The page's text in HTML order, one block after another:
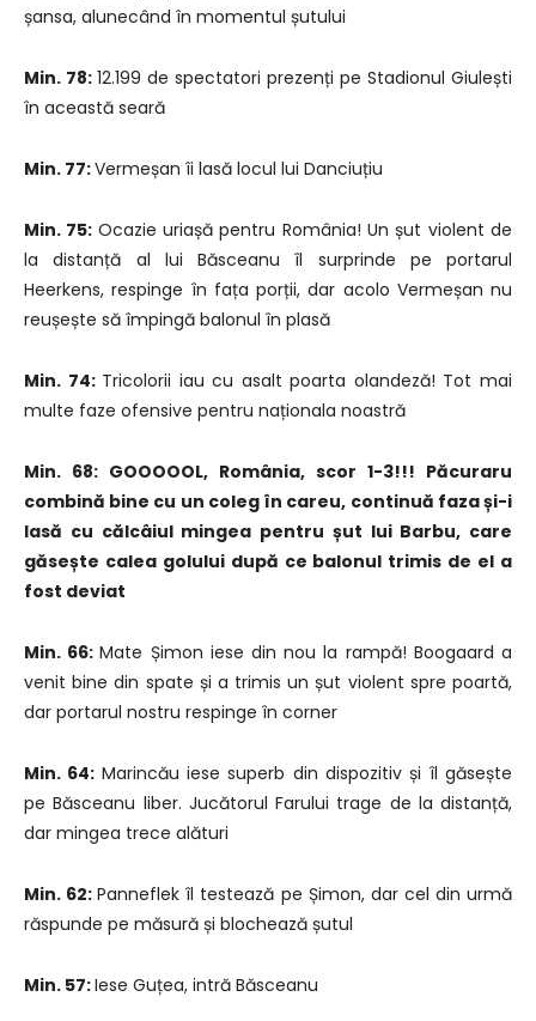
șansa, alunecând în momentul șutului
Min. 78: 12.199 de spectatori prezenți pe Stadionul Giulești
în această seară
Min. 77:Vermeșan îi lasă locul lui Danciuțiu
Min. 75: Ocazie uriașă pentru România! Un șut violent de
la distanță al lui Băsceanu îl surprinde pe portarul
Heerkens, respinge în fața porții, dar acolo Vermeșan nu
reușește să împingă balonul în plasă
Min. 74: Tricolorii iau cu asalt poarta olandeză! Tot mai
multe faze ofensive pentru naționala noastră
Min. 68: GOOOOOL, România, scor 1-3!!! Păcuraru
combină bine cu un coleg în careu, continuă faza și-i
lasă cu călcâiul mingea pentru șut lui Barbu, care
găsește calea golului după ce balonul trimis de el a
fost deviat
Min. 66:Mate Șimon iese din nou la rampă! Boogaard a
venit bine din spate și a trimis un șut violent spre poartă,
dar portarul nostru respinge în corner
Min. 64: Marincău iese superb din dispozitiv și îl găsește
pe Băsceanu liber. Jucătorul Farului trage de la distanță,
dar mingea trece alături
Min. 62:Panneflek îl testează pe Șimon, dar cel din urmă
răspunde pe măsură și blochează șutul
Min. 57:Iese Guțea, intră Băsceanu